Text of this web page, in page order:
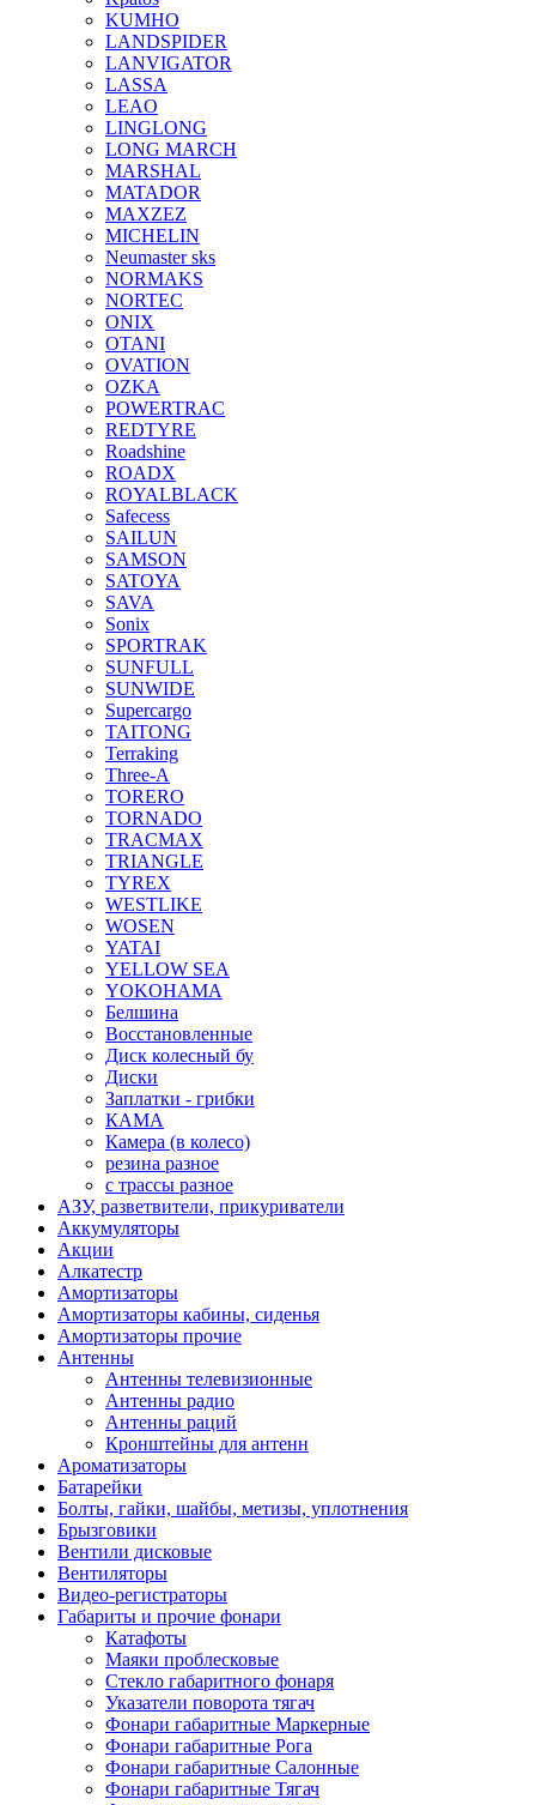
KUMHO
LANDSPIDER
LANVIGATOR
LASSA
LEAO
LINGLONG
LONG MARCH
MARSHAL
MATADOR
MAXZEZ
MICHELIN
Neumaster sks
NORMAKS
NORTEC
ONIX
OTANI
OVATION
OZKA
POWERTRAC
REDTYRE
Roadshine
ROADX
ROYALBLACK
Safecess
SAILUN
SAMSON
SATOYA
SAVA
Sonix
SPORTRAK
SUNFULL
SUNWIDE
Supercargo
TAITONG
Terraking
Three-A
TORERO
TORNADO
TRACMAX
TRIANGLE
TYREX
WESTLIKE
WOSEN
YATAI
YELLOW SEA
YOKOHAMA
Белшина
Восстановленные
Диск колесный бу
Диски
Заплатки - грибки
КАМА
Камера (в колесо)
резина разное
с трассы разное
АЗУ, разветвители, прикуриватели
Аккумуляторы
Акции
Алкатестр
Амортизаторы
Амортизаторы кабины, сиденья
Амортизаторы прочие
Антенны
Антенны телевизионные
Антенны радио
Антенны раций
Кронштейны для антенн
Ароматизаторы
Батарейки
Болты, гайки, шайбы, метизы, уплотнения
Брызговики
Вентили дисковые
Вентиляторы
Видео-регистраторы
Габариты и прочие фонари
Катафоты
Маяки проблесковые
Стекло габаритного фонаря
Указатели поворота тягач
Фонари габаритные Маркерные
Фонари габаритные Рога
Фонари габаритные Салонные
Фонари габаритные Тягач